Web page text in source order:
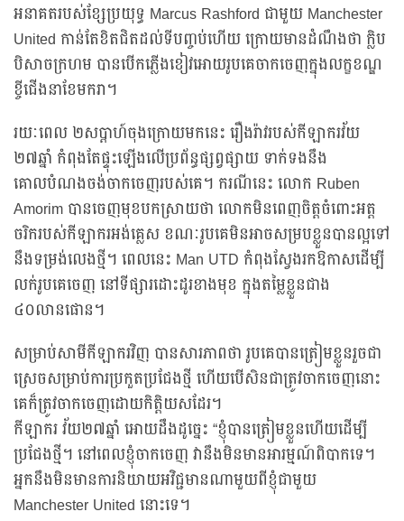
អនាគតរបស់ខ្សែប្រយុទ្ធ Marcus Rashford ជាមួយ Manchester
United កាន់តែខិតជិតដល់ទីបញ្ចប់ហើយ ក្រោយមានដំណឹងថា ក្លិប
បិសាចក្រហម បានបើកភ្លើងខៀវអោយរូបគេចាកចេញក្នុងលក្ខខណ្ឌ
ខ្ចីជើងនាខែមករា។
រយៈពេល ២សប្តាហ៍ចុងក្រោយមកនេះ រឿងរ៉ាវរបស់កីឡាករវ័យ
២៧ឆ្នាំ កំពុងតែផ្ទុះឡើងលើប្រព័ន្ធផ្សព្វផ្សាយ ទាក់ទងនឹង
គោលបំណងចង់ចាកចេញរបស់គេ។ ករណីនេះ លោក Ruben
Amorim បានចេញមុខបកស្រាយថា លោកមិនពេញចិត្តចំពោះអត្ត
ចរិករបស់កីឡាករអង់គ្លេស ខណៈរូបគេមិនអាចសម្របខ្លួនបានល្អទៅ
នឹងទម្រង់លេងថ្មី។ ពេលនេះ Man UTD កំពុងស្វែងរកឱកាសដើម្បី
លក់រូបគេចេញ នៅទីផ្សារដោះដូរខាងមុខ ក្នុងតម្លៃខ្លួនជាង
៤០លានផោន។
សម្រាប់សាមីកីឡាករវិញ បានសារភាពថា រូបគេបានត្រៀមខ្លួនរួចជា
ស្រេចសម្រាប់ការប្រកួតប្រជែងថ្មី ហើយបើសិនជាត្រូវចាកចេញនោះ
គេក៏ត្រូវចាកចេញដោយកិត្តិយសដែរ។
កីឡាករ វ័យ២៧ឆ្នាំ អោយដឹងដូច្នេះ “ខ្ញុំបានត្រៀមខ្លួនហើយដើម្បី
ប្រជែងថ្មី។ នៅពេលខ្ញុំចាកចេញ វានឹងមិនមានអារម្មណ៍ពិបាកទេ។
អ្នកនឹងមិនមានការនិយាយអវិជ្ជមានណាមួយពីខ្ញុំជាមួយ
Manchester United នោះទេ។